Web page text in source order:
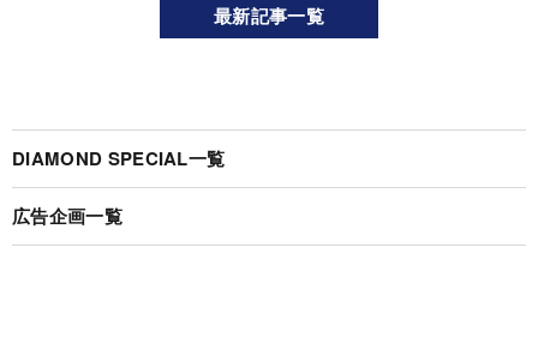
最新記事一覧
DIAMOND SPECIAL一覧
広告企画一覧